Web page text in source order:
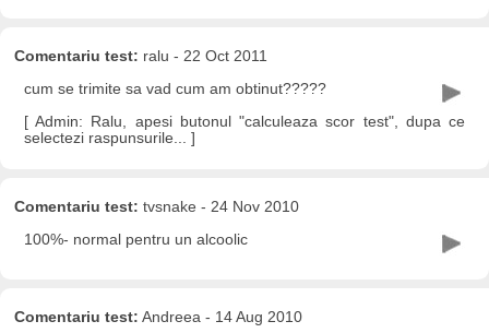
Comentariu test: ralu - 22 Oct 2011
cum se trimite sa vad cum am obtinut?????
[ Admin: Ralu, apesi butonul "calculeaza scor test", dupa ce
selectezi raspunsurile... ]
Comentariu test: tvsnake - 24 Nov 2010
100%- normal pentru un alcoolic
Comentariu test: Andreea - 14 Aug 2010